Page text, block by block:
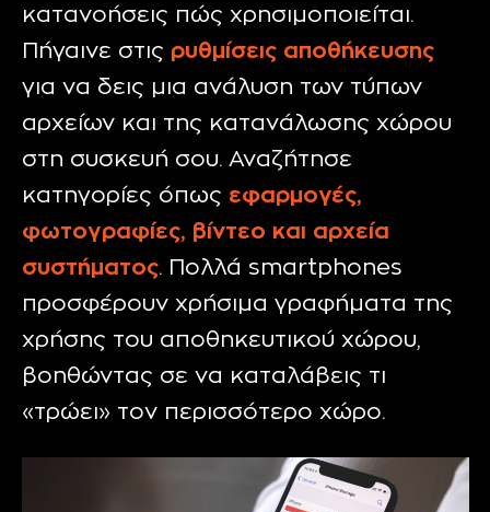
κατανοήσεις πώς χρησιμοποιείται.
Πήγαινε στις ρυθμίσεις αποθήκευσης
για να δεις μια ανάλυση των τύπων
αρχείων και της κατανάλωσης χώρου
στη συσκευή σου. Αναζήτησε
κατηγορίες όπως εφαρμογές,
φωτογραφίες, βίντεο και αρχεία
συστήματος. Πολλά smartphones
προσφέρουν χρήσιμα γραφήματα της
χρήσης του αποθηκευτικού χώρου,
βοηθώντας σε να καταλάβεις τι
«τρώει» τον περισσότερο χώρο.